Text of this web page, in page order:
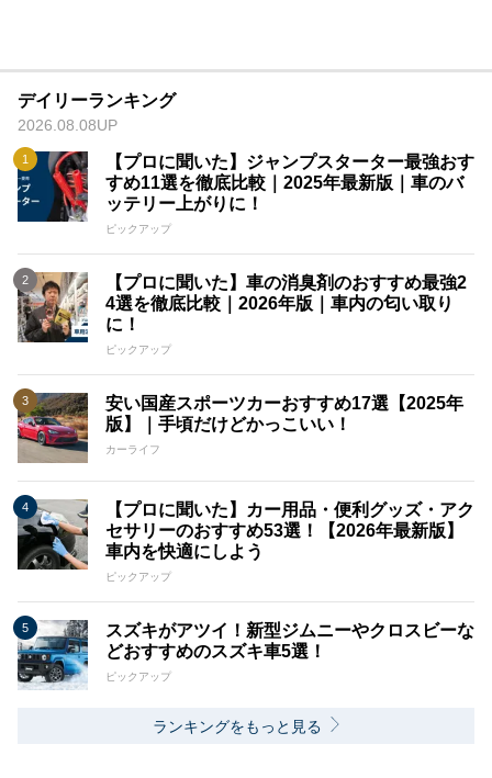
デイリーランキング
2026.08.08UP
【プロに聞いた】ジャンプスターター最強おす
すめ11選を徹底比較｜2025年最新版｜車のバ
ッテリー上がりに！
ピックアップ
【プロに聞いた】車の消臭剤のおすすめ最強2
4選を徹底比較｜2026年版｜車内の匂い取り
に！
ピックアップ
安い国産スポーツカーおすすめ17選【2025年
版】｜手頃だけどかっこいい！
カーライフ
【プロに聞いた】カー用品・便利グッズ・アク
セサリーのおすすめ53選！【2026年最新版】
車内を快適にしよう
ピックアップ
スズキがアツイ！新型ジムニーやクロスビーな
どおすすめのスズキ車5選！
ピックアップ
ランキングをもっと見る